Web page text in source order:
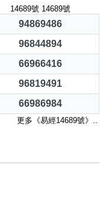
14689號 14689號
94869486
96844894
66966416
96819491
66986984
更多《易經14689號》..